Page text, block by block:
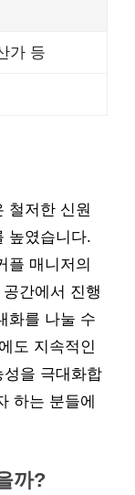
가 등
철저한 신원
높였습니다.
플 매니저의
간에서 진행
화를 나눌 수
도 지속적인
을 극대화합
하는 분들에
까?